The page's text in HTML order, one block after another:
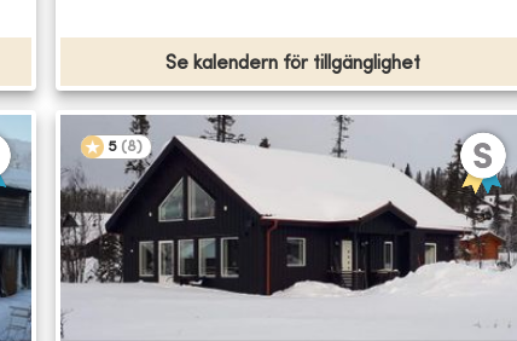
Se kalendern för tillgänglighet
5 (8)